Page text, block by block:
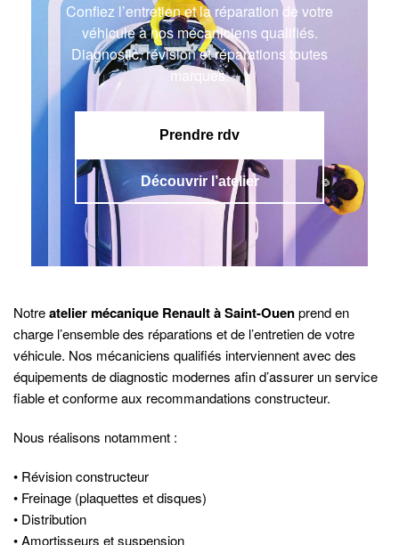
Notreatelier mécanique Renault à Saint-Ouenprend en
charge l’ensemble des réparations et de l’entretien de votre
véhicule. Nos mécaniciens qualifiés interviennent avec des
équipements de diagnostic modernes afin d’assurer un service
fiable et conforme aux recommandations constructeur.
Nous réalisons notamment :
• Révision constructeur
• Freinage (plaquettes et disques)
• Distribution
• Amortisseurs et suspension
Confiez l’entretien et la réparation de votre
véhicule à nos mécaniciens qualifiés.
Diagnostic, révision et réparations toutes
marques.
Prendre rdv
Découvrir l’atelier